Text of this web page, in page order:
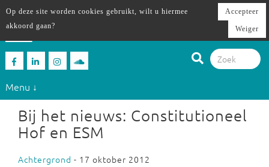
Menu ↓
Bij het nieuws: Constitutioneel
Hof en ESM
Achtergrond - 17 oktober 2012
Op deze site worden cookies gebruikt, wilt u hiermee
akkoord gaan?
Accepteer
Weiger